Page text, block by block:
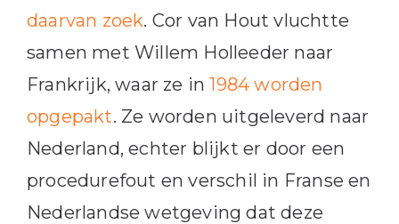
daarvan zoek. Cor van Hout vluchtte
samen met Willem Holleeder naar
Frankrijk, waar ze in1984 worden
opgepakt. Ze worden uitgeleverd naar
Nederland, echter blijkt er door een
procedurefout en verschil in Franse en
Nederlandse wetgeving dat deze